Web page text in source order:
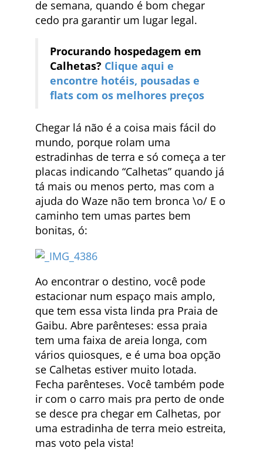
de semana, quando é bom chegar
cedo pra garantir um lugar legal.
Procurando hospedagem em
Calhetas? Clique aqui e
encontre hotéis, pousadas e
flats com os melhores preços
Chegar lá não é a coisa mais fácil do
mundo, porque rolam uma
estradinhas de terra e só começa a ter
placas indicando “Calhetas” quando já
tá mais ou menos perto, mas com a
ajuda do Waze não tem bronca \o/ E o
caminho tem umas partes bem
bonitas, ó:
Ao encontrar o destino, você pode
estacionar num espaço mais amplo,
que tem essa vista linda pra Praia de
Gaibu. Abre parênteses: essa praia
tem uma faixa de areia longa, com
vários quiosques, e é uma boa opção
se Calhetas estiver muito lotada.
Fecha parênteses. Você também pode
ir com o carro mais pra perto de onde
se desce pra chegar em Calhetas, por
uma estradinha de terra meio estreita,
mas voto pela vista!